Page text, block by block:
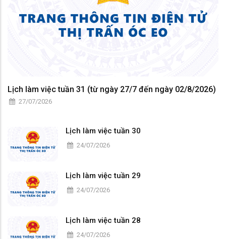
Lịch làm việc tuần 31 (từ ngày 27/7 đến ngày 02/8/2026)
27/07/2026
Lịch làm việc tuần 30
24/07/2026
Lịch làm việc tuần 29
24/07/2026
Lịch làm việc tuần 28
24/07/2026